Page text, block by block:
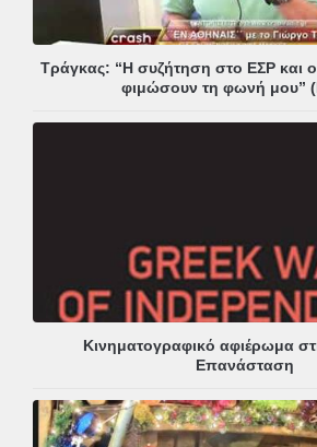
Τράγκας: “Η συζήτηση στο ΕΣΡ και
φιμώσουν τη φωνή μου”
Κινηματογραφικό αφιέρωμα
Επανάσταση